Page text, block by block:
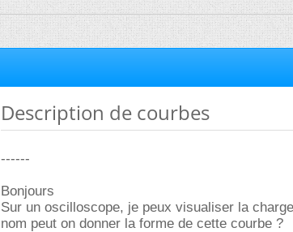
Description de courbes
------
Bonjours
Sur un oscilloscope, je peux visualiser la
nom peut on donner la forme de cette courbe ?